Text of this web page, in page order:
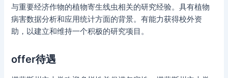
与重要经济作物的植物寄生线虫相关的研究经验。具有植物
病害数据分析和应用统计方面的背景。有能力获得校外资
助，以建立和维持一个积极的研究项目。
offer待遇